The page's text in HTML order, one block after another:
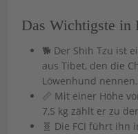
Das Wichtigste in
🐕 Der Shih Tzu ist
aus Tibet, den die
Löwenhund nennen.
📏 Mit einer Höhe
7,5 kg zählt er zu
🧬 Die FCI führt ihn